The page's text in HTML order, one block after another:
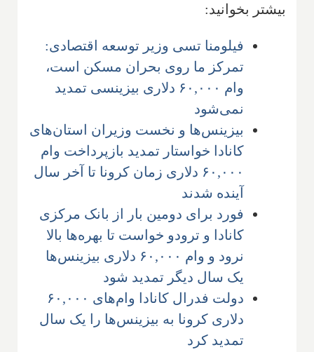
بیشتر بخوانید:
فیلومنا تسی وزیر توسعه اقتصادی:
تمرکز ما روی بحران مسکن است،
وام ۶۰,۰۰۰ دلاری بیزینسی تمدید
نمی‌شود
بیزینس‌ها و نخست وزیران استان‌های
کانادا خواستار تمدید بازپرداخت وام
۶۰,۰۰۰ دلاری زمان کرونا تا آخر سال
آینده شدند
فورد برای دومین بار از بانک مرکزی
کانادا و ترودو خواست تا بهره‌ها بالا
نرود و وام ۶۰,۰۰۰ دلاری بیزینس‌ها
یک سال دیگر تمدید شود
دولت فدرال کانادا وام‌های ۶۰,۰۰۰
دلاری کرونا به بیزینس‌ها را یک سال
تمدید کرد